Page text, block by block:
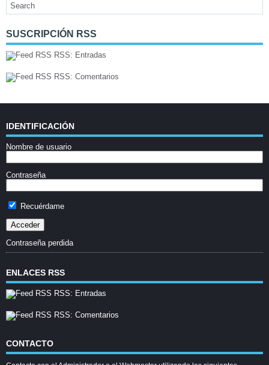
SUSCRIPCIÓN RSS
RSS: Entradas
RSS: Comentarios
IDENTIFICACIÓN
Nombre de usuario
Contraseña
Recuérdame
Contraseña perdida
ENLACES RSS
RSS: Entradas
RSS: Comentarios
CONTACTO